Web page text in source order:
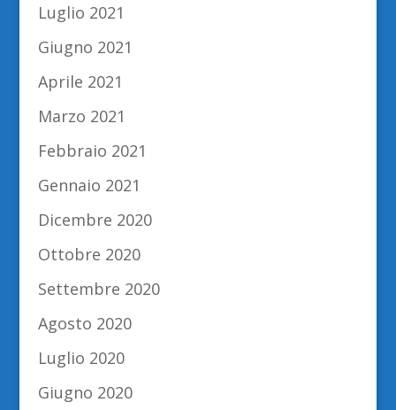
Luglio 2021
Giugno 2021
Aprile 2021
Marzo 2021
Febbraio 2021
Gennaio 2021
Dicembre 2020
Ottobre 2020
Settembre 2020
Agosto 2020
Luglio 2020
Giugno 2020